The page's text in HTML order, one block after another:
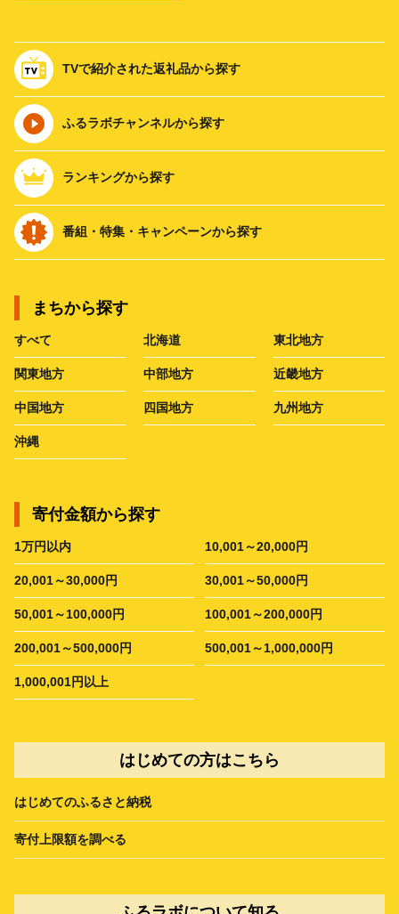
TVで紹介された返礼品から探す
ふるラボチャンネルから探す
ランキングから探す
番組・特集・キャンペーンから探す
まちから探す
すべて 北海道 東北地方
関東地方 中部地方 近畿地方
中国地方 四国地方 九州地方
沖縄
寄付金額から探す
1万円以内 10,001～20,000円
20,001～30,000円 30,001～50,000円
50,001～100,000円 100,001～200,000円
200,001～500,000円 500,001～1,000,000円
1,000,001円以上
はじめての方はこちら
はじめてのふるさと納税
寄付上限額を調べる